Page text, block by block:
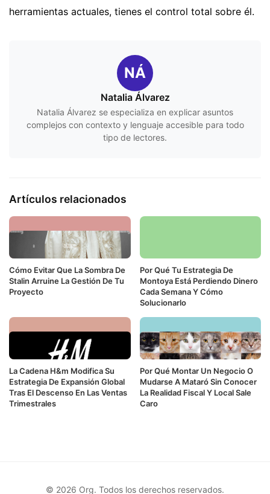
herramientas actuales, tienes el control total sobre él.
NÁ
Natalia Álvarez
Natalia Álvarez se especializa en explicar asuntos
complejos con contexto y lenguaje accesible para todo
tipo de lectores.
Artículos relacionados
Cómo Evitar Que La Sombra De
Stalin Arruine La Gestión De Tu
Proyecto
Por Qué Tu Estrategia De
Montoya Está Perdiendo Dinero
Cada Semana Y Cómo
Solucionarlo
La Cadena H&m Modifica Su
Estrategia De Expansión Global
Tras El Descenso En Las Ventas
Trimestrales
Por Qué Montar Un Negocio O
Mudarse A Mataró Sin Conocer
La Realidad Fiscal Y Local Sale
Caro
© 2026 Org. Todos los derechos reservados.